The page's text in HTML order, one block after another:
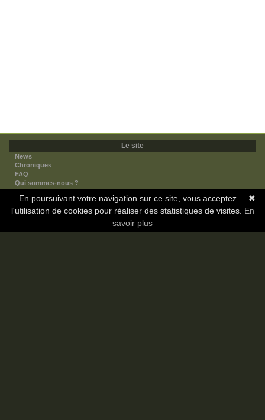
Le site
News
Chroniques
FAQ
Qui sommes-nous ?
Nos partenaires
Faites-nous connaitre
Nous contacter
✖
En poursuivant votre navigation sur ce site, vous acceptez
l'utilisation de cookies pour réaliser des statistiques de visites. En
savoir plus